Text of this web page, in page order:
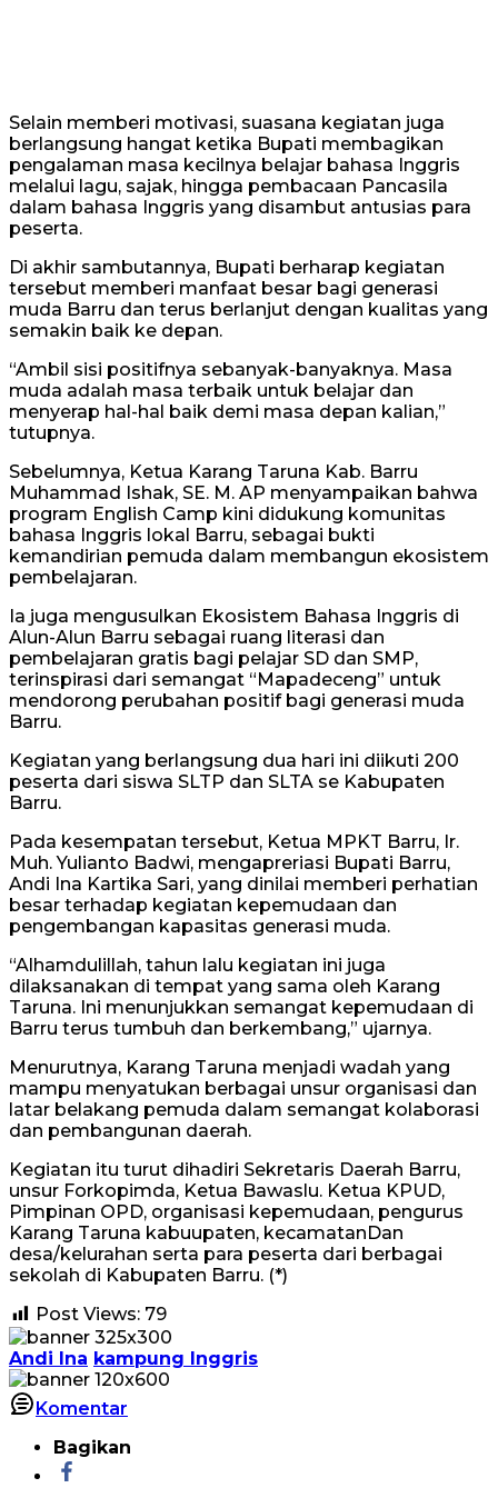
Selain memberi motivasi, suasana kegiatan juga
berlangsung hangat ketika Bupati membagikan
pengalaman masa kecilnya belajar bahasa Inggris
melalui lagu, sajak, hingga pembacaan Pancasila
dalam bahasa Inggris yang disambut antusias para
peserta.
Di akhir sambutannya, Bupati berharap kegiatan
tersebut memberi manfaat besar bagi generasi
muda Barru dan terus berlanjut dengan kualitas yang
semakin baik ke depan.
“Ambil sisi positifnya sebanyak-banyaknya. Masa
muda adalah masa terbaik untuk belajar dan
menyerap hal-hal baik demi masa depan kalian,”
tutupnya.
Sebelumnya, Ketua Karang Taruna Kab. Barru
Muhammad Ishak, SE. M. AP menyampaikan bahwa
program English Camp kini didukung komunitas
bahasa Inggris lokal Barru, sebagai bukti
kemandirian pemuda dalam membangun ekosistem
pembelajaran.
Ia juga mengusulkan Ekosistem Bahasa Inggris di
Alun-Alun Barru sebagai ruang literasi dan
pembelajaran gratis bagi pelajar SD dan SMP,
terinspirasi dari semangat “Mapadeceng” untuk
mendorong perubahan positif bagi generasi muda
Barru.
Kegiatan yang berlangsung dua hari ini diikuti 200
peserta dari siswa SLTP dan SLTA se Kabupaten
Barru.
Pada kesempatan tersebut, Ketua MPKT Barru, Ir.
Muh. Yulianto Badwi, mengapreriasi Bupati Barru,
Andi Ina Kartika Sari, yang dinilai memberi perhatian
besar terhadap kegiatan kepemudaan dan
pengembangan kapasitas generasi muda.
“Alhamdulillah, tahun lalu kegiatan ini juga
dilaksanakan di tempat yang sama oleh Karang
Taruna. Ini menunjukkan semangat kepemudaan di
Barru terus tumbuh dan berkembang,” ujarnya.
Menurutnya, Karang Taruna menjadi wadah yang
mampu menyatukan berbagai unsur organisasi dan
latar belakang pemuda dalam semangat kolaborasi
dan pembangunan daerah.
Kegiatan itu turut dihadiri Sekretaris Daerah Barru,
unsur Forkopimda, Ketua Bawaslu. Ketua KPUD,
Pimpinan OPD, organisasi kepemudaan, pengurus
Karang Taruna kabuupaten, kecamatanDan
desa/kelurahan serta para peserta dari berbagai
sekolah di Kabupaten Barru. (*)
Post Views: 79
Andi Ina kampung Inggris
Komentar
Bagikan